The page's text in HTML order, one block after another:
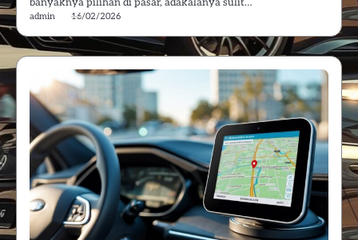
admin 16/02/2026